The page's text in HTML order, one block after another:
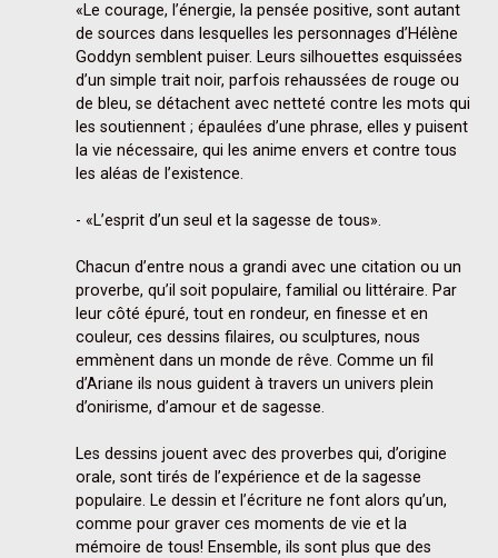
«Le courage, l’énergie, la pensée positive, sont autant
de sources dans lesquelles les personnages d’Hélène
Goddyn semblent puiser. Leurs silhouettes esquissées
d’un simple trait noir, parfois rehaussées de rouge ou
de bleu, se détachent avec netteté contre les mots qui
les soutiennent ; épaulées d’une phrase, elles y puisent
la vie nécessaire, qui les anime envers et contre tous
les aléas de l’existence.
- «L’esprit d’un seul et la sagesse de tous».
Chacun d’entre nous a grandi avec une citation ou un
proverbe, qu’il soit populaire, familial ou littéraire. Par
leur côté épuré, tout en rondeur, en finesse et en
couleur, ces dessins filaires, ou sculptures, nous
emmènent dans un monde de rêve. Comme un fil
d’Ariane ils nous guident à travers un univers plein
d’onirisme, d’amour et de sagesse.
Les dessins jouent avec des proverbes qui, d’origine
orale, sont tirés de l’expérience et de la sagesse
populaire. Le dessin et l’écriture ne font alors qu’un,
comme pour graver ces moments de vie et la
mémoire de tous! Ensemble, ils sont plus que des